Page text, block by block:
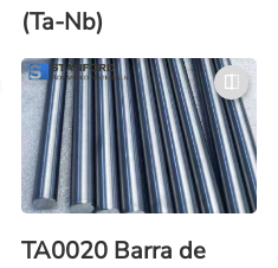
(Ta-Nb)
TA0020 Barra de